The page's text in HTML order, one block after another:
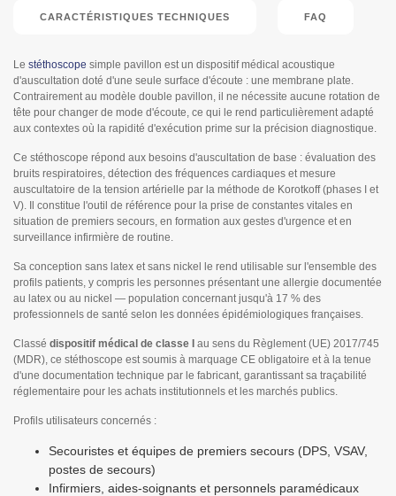
CARACTÉRISTIQUES TECHNIQUES FAQ
Le stéthoscope simple pavillon est un dispositif médical acoustique
d'auscultation doté d'une seule surface d'écoute : une membrane plate.
Contrairement au modèle double pavillon, il ne nécessite aucune rotation de
tête pour changer de mode d'écoute, ce qui le rend particulièrement adapté
aux contextes où la rapidité d'exécution prime sur la précision diagnostique.
Ce stéthoscope répond aux besoins d'auscultation de base : évaluation des
bruits respiratoires, détection des fréquences cardiaques et mesure
auscultatoire de la tension artérielle par la méthode de Korotkoff (phases I et
V). Il constitue l'outil de référence pour la prise de constantes vitales en
situation de premiers secours, en formation aux gestes d'urgence et en
surveillance infirmière de routine.
Sa conception sans latex et sans nickel le rend utilisable sur l'ensemble des
profils patients, y compris les personnes présentant une allergie documentée
au latex ou au nickel — population concernant jusqu'à 17 % des
professionnels de santé selon les données épidémiologiques françaises.
Classé dispositif médical de classe I
au sens du Règlement (UE) 2017/745
(MDR), ce stéthoscope est soumis à marquage CE obligatoire et à la tenue
d'une documentation technique par le fabricant, garantissant sa traçabilité
réglementaire pour les achats institutionnels et les marchés publics.
Profils utilisateurs concernés :
Secouristes et équipes de premiers secours (DPS, VSAV,
postes de secours)
Infirmiers, aides-soignants et personnels paramédicaux